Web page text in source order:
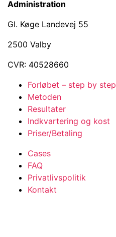
Administration
Gl. Køge Landevej 55
2500 Valby
CVR: 40528660
Forløbet – step by step
Metoden
Resultater
Indkvartering og kost
Priser/Betaling
Cases
FAQ
Privatlivspolitik
Kontakt